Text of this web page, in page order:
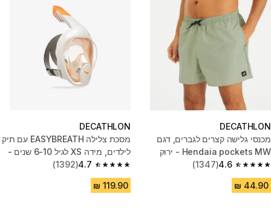
DECATHLON
מכנסי גלישה קצרים לגברים, דגם
Hendaia pockets MW - ירוק
4.6
4.6 out of 5 stars from 1347 reviews
(1347)
DECATHLON
מסכת צלילה EASYBREATH עם תיק
לילדים, מידה XS לגיל 6-10 שנים -
כתום
4.7
4.7 out of 5 stars from 1392 reviews
(1392)